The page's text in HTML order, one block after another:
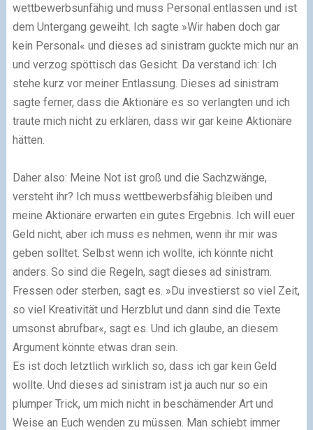
wettbewerbsunfähig und muss Personal entlassen und ist
dem Untergang geweiht. Ich sagte »Wir haben doch gar
kein Personal« und dieses ad sinistram guckte mich nur an
und verzog spöttisch das Gesicht. Da verstand ich: Ich
stehe kurz vor meiner Entlassung. Dieses ad sinistram
sagte ferner, dass die Aktionäre es so verlangten und ich
traute mich nicht zu erklären, dass wir gar keine Aktionäre
hätten.
Daher also: Meine Not ist groß und die Sachzwänge,
versteht ihr? Ich muss wettbewerbsfähig bleiben und
meine Aktionäre erwarten ein gutes Ergebnis. Ich will euer
Geld nicht, aber ich muss es nehmen, wenn ihr mir was
geben solltet. Selbst wenn ich wollte, ich könnte nicht
anders. So sind die Regeln, sagt dieses ad sinistram.
Fressen oder sterben, sagt es. »Du investierst so viel Zeit,
so viel Kreativität und Herzblut und dann sind die Texte
umsonst abrufbar«, sagt es. Und ich glaube, an diesem
Argument könnte etwas dran sein.
Es ist doch letztlich wirklich so, dass ich gar kein Geld
wollte. Und dieses ad sinistram ist ja auch nur so ein
plumper Trick, um mich nicht in beschämender Art und
Weise an Euch wenden zu müssen. Man schiebt immer